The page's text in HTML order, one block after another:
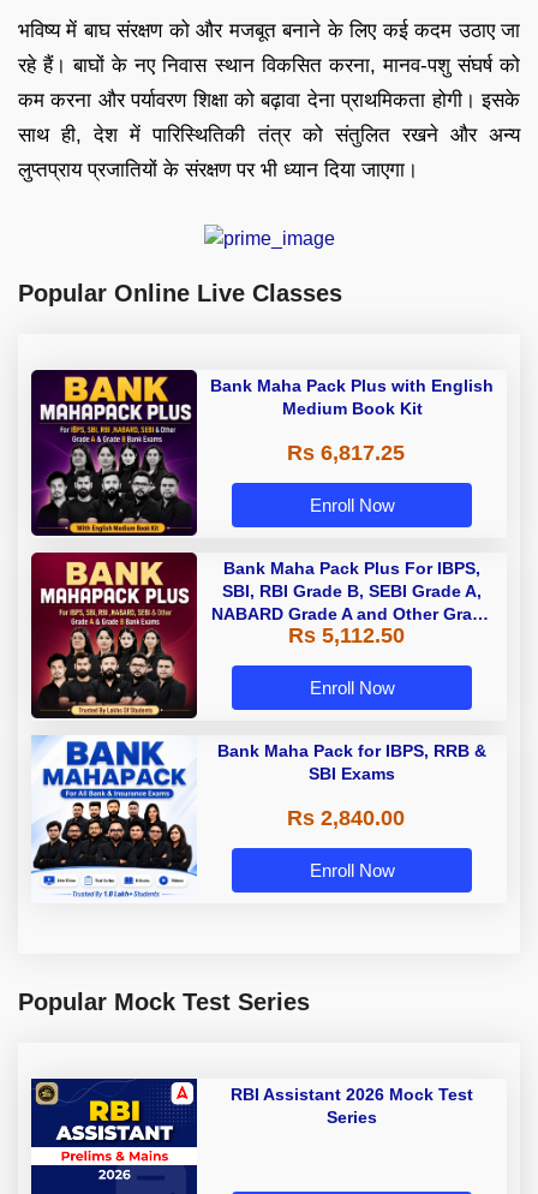
भविष्य में बाघ संरक्षण को और मजबूत बनाने के लिए कई कदम उठाए जा
रहे हैं। बाघों के नए निवास स्थान विकसित करना, मानव-पशु संघर्ष को
कम करना और पर्यावरण शिक्षा को बढ़ावा देना प्राथमिकता होगी। इसके
साथ ही, देश में पारिस्थितिकी तंत्र को संतुलित रखने और अन्य
लुप्तप्राय प्रजातियों के संरक्षण पर भी ध्यान दिया जाएगा।
Popular Online Live Classes
Bank Maha Pack Plus with English
Medium Book Kit
Rs 6,817.25
Enroll Now
Bank Maha Pack Plus For IBPS,
SBI, RBI Grade B, SEBI Grade A,
NABARD Grade A and Other Grade
A & Grade B Bank Exams
Rs 5,112.50
Enroll Now
Bank Maha Pack for IBPS, RRB &
SBI Exams
Rs 2,840.00
Enroll Now
Popular Mock Test Series
RBI Assistant 2026 Mock Test
Series